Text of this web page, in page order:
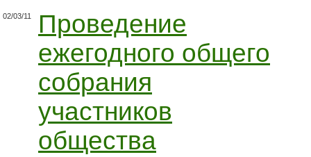
02/03/11
Проведение
ежегодного общего
собрания
участников
общества